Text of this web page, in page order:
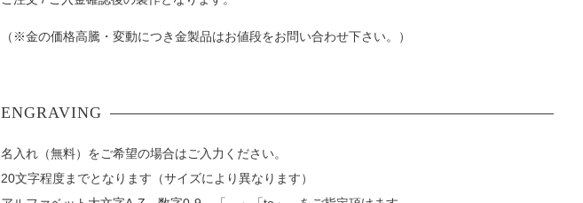
（※金の価格高騰・変動につき金製品はお値段をお問い合わせ下さい。）
名入れ（無料）をご希望の場合はご入力ください。
20文字程度までとなります（サイズにより異なります）